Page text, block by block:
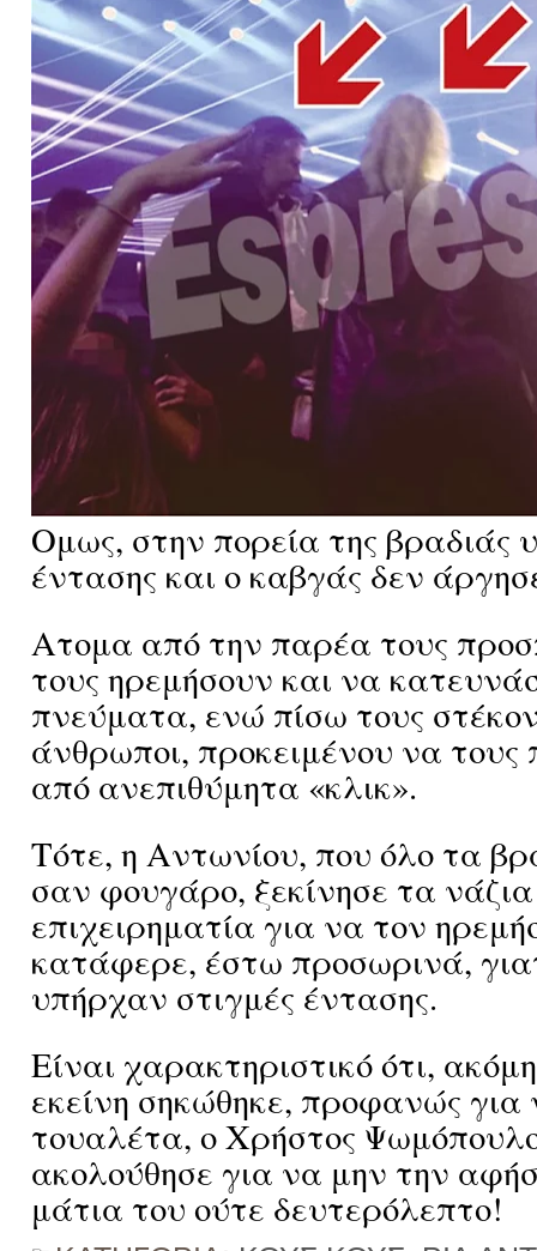
Ομως, στην πορεία της βραδιάς
έντασης και ο καβγάς δεν
Ατομα από την παρέα τους
τους ηρεμήσουν και να
πνεύματα, ενώ πίσω τους
άνθρωποι, προκειμένου να
από ανεπιθύμητα «κλικ».
Τότε, η Αντωνίου, που όλο τα
σαν φουγάρο, ξεκίνησε τα
επιχειρηματία για να τον
κατάφερε, έστω προσωρινά,
υπήρχαν στιγμές έντασης.
Είναι χαρακτηριστικό ότι,
εκείνη σηκώθηκε, προφανώς για
τουαλέτα, ο Χρήστος
ακολούθησε για να μην την
μάτια του ούτε δευτερόλεπτο!